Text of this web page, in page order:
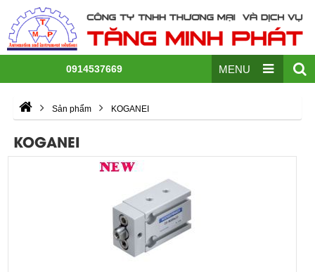
0914537669 MENU
Sản phẩm KOGANEI
KOGANEI